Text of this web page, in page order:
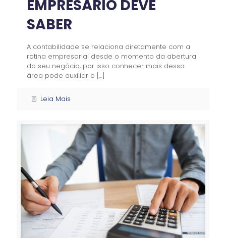
EMPRESÁRIO DEVE
SABER
A contabilidade se relaciona diretamente com a
rotina empresarial desde o momento da abertura
do seu negócio, por isso conhecer mais dessa
área pode auxiliar o […]
Leia Mais